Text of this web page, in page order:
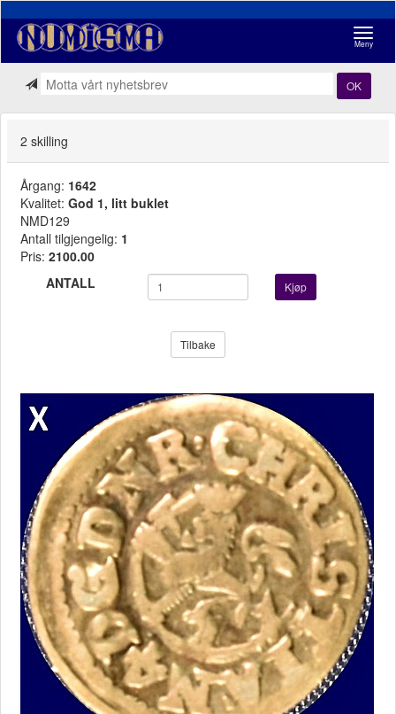
Meny
OK
2 skilling
Årgang: 1642
Kvalitet: God 1, litt buklet
NMD129
Antall tilgjengelig: 1
Pris: 2100.00
ANTALL
Kjøp
Tilbake